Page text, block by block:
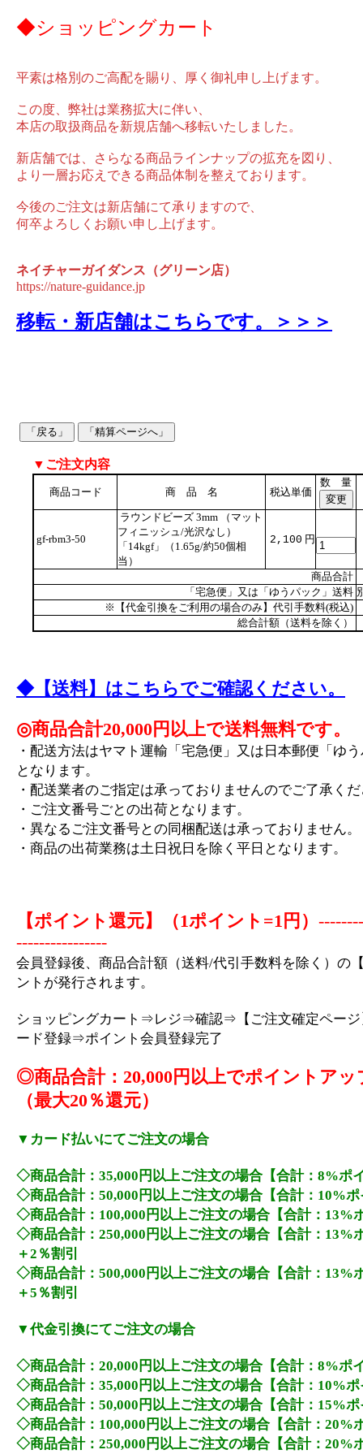
◆ショッピングカート
平素は格別のご高配を賜り、厚く御礼申し上げます。
この度、弊社は業務拡大に伴い、
本店の取扱商品を新規店舗へ移転いたしました。
新店舗では、さらなる商品ラインナップの拡充を図り、
より一層お応えできる商品体制を整えております。
今後のご注文は新店舗にて承りますので、
何卒よろしくお願い申し上げます。
ネイチャーガイダンス（グリーン店）
https://nature-guidance.jp
移転・新店舗はこちらです。＞＞＞
▼ご注文内容
商品コード 商 品 名 税込単価
数 量
gf-rbm3-50
ラウンドビーズ 3mm （マット
フィニッシュ/光沢なし）
「14kgf」（1.65g/約50個相
当）
2,100 円
商品合計
「宅急便」又は「ゆうパック」送料
※【代金引換をご利用の場合のみ】代引手数料(税込)
総合計額（送料を除く）
◆【送料】はこちらでご確認ください。
◎商品合計20,000円以上で送料無料です。
・配送方法はヤマト運輸「宅急便」又は日本郵便「ゆ
となります。
・配送業者のご指定は承っておりませんのでご了承く
・ご注文番号ごとの出荷となります。
・異なるご注文番号との同梱配送は承っておりません。
・商品の出荷業務は土日祝日を除く平日となります。
【ポイント還元】（1ポイント=1円）
----------------
会員登録後、商品合計額（送料/代引手数料を除く）の
ントが発行されます。
ショッピングカート⇒レジ⇒確認⇒【ご注文確定ページ
ード登録⇒ポイント会員登録完了
◎商品合計：20,000円以上でポイントアッ
（最大20％還元）
▼カード払いにてご注文の場合
◇商品合計：35,000円以上ご注文の場合【合計：8%ポ
◇商品合計：50,000円以上ご注文の場合【合計：10%
◇商品合計：100,000円以上ご注文の場合【合計：13%
◇商品合計：250,000円以上ご注文の場合【合計：13%
＋2％割引
◇商品合計：500,000円以上ご注文の場合【合計：13%
＋5％割引
▼代金引換にてご注文の場合
◇商品合計：20,000円以上ご注文の場合【合計：8%ポ
◇商品合計：35,000円以上ご注文の場合【合計：10%
◇商品合計：50,000円以上ご注文の場合【合計：15%
◇商品合計：100,000円以上ご注文の場合【合計：20%
◇商品合計：250,000円以上ご注文の場合【合計：20%